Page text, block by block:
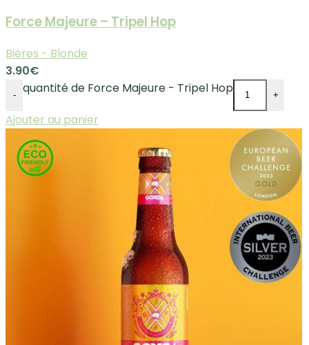
Force Majeure – Tripel Hop
Bières - Blonde
3.90€
- quantité de Force Majeure - Tripel Hop +
Ajouter au panier